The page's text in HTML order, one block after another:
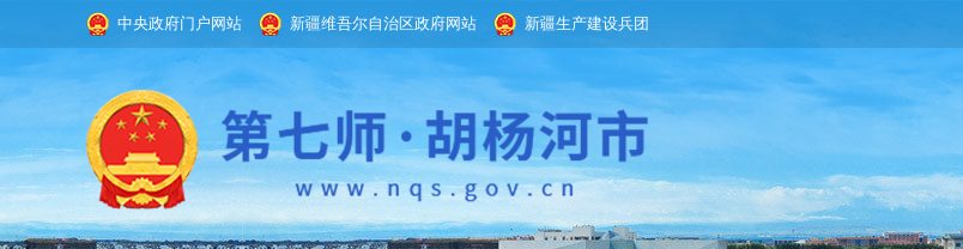
中央政府门户网站 新疆维吾尔自治区政府网站 新疆生产建设兵团